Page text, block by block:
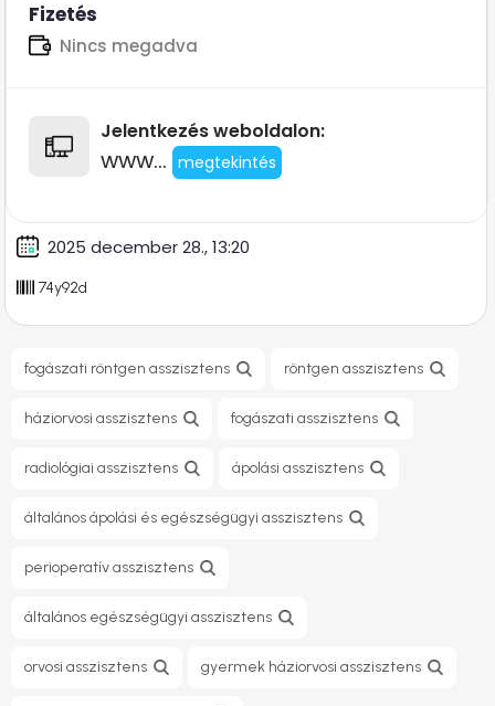
Fizetés
Nincs megadva
Jelentkezés weboldalon:
www... megtekintés
2025 december 28., 13:20
74y92d
fogászati röntgen asszisztens röntgen asszisztens
háziorvosi asszisztens fogászati asszisztens
radiológiai asszisztens ápolási asszisztens
általános ápolási és egészségügyi asszisztens
perioperatív asszisztens
általános egészségügyi asszisztens
orvosi asszisztens gyermek háziorvosi asszisztens